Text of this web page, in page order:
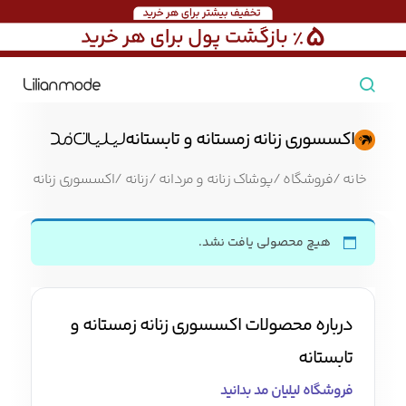
زنانه
بچه‌گانه
تجهیزات سفر
تیشرت مردانه پیراهن مردانه پولوشرت مردانه
جوراب مردانه
اکسسوری زنانه زمستانه و تابستانه
خانه/فروشگاه/پوشاک زنانه و مردانه/زنانه /اکسسوری زنانه
هیچ محصولی یافت نشد.
درباره محصولات اکسسوری زنانه زمستانه و
تابستانه
فروشگاه لیلیان مد بدانید